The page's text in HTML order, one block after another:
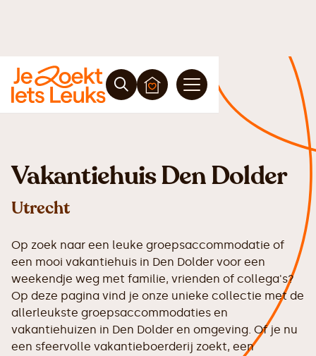
Vakantiehuis Den Dolder
Utrecht
Op zoek naar een leuke groepsaccommodatie of
een mooi vakantiehuis in Den Dolder voor een
weekendje weg met familie, vrienden of collega's?
Op deze pagina vind je onze unieke collectie met de
allerleukste groepsaccommodaties en
vakantiehuizen in Den Dolder en omgeving. Of je nu
een sfeervolle vakantieboerderij zoekt, een